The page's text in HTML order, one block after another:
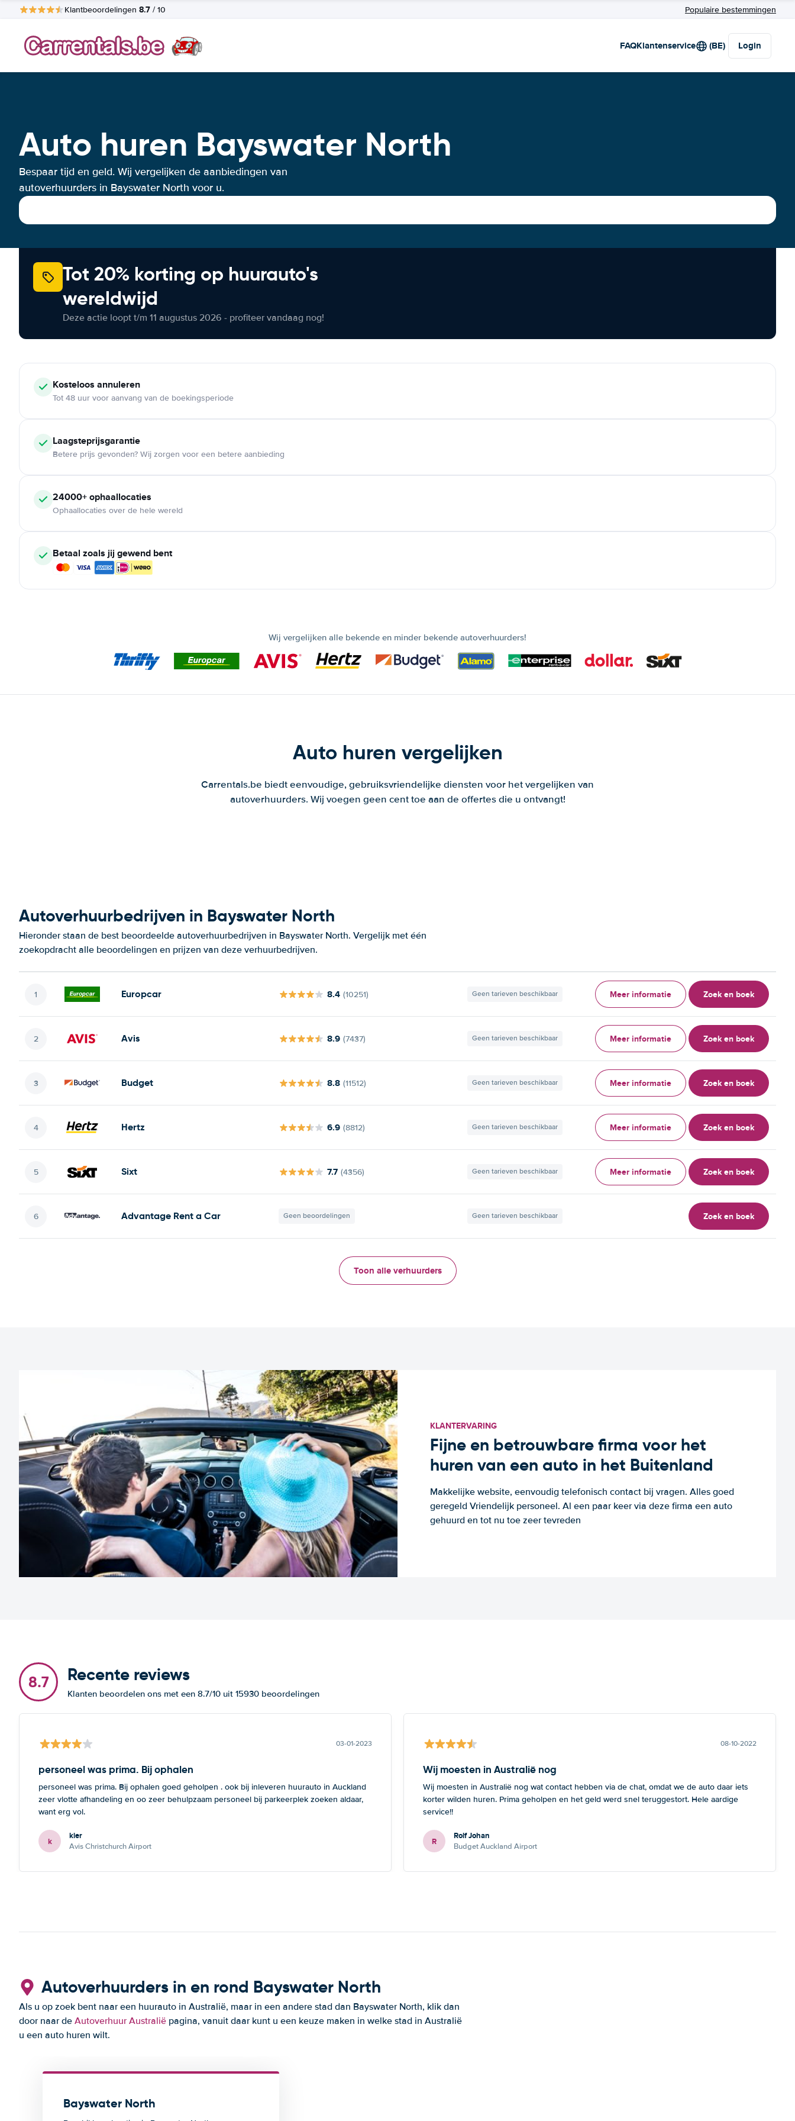
Klantbeoordelingen 8.7 / 10 Populaire bestemmingen
FAQKlantenservice (BE) Login
Auto huren Bayswater North
Bespaar tijd en geld. Wij vergelijken de aanbiedingen van
autoverhuurders in Bayswater North voor u.
Tot 20% korting op huurauto's
wereldwijd
Deze actie loopt t/m 11 augustus 2026 - profiteer vandaag nog!
Kosteloos annuleren
Tot 48 uur voor aanvang van de boekingsperiode
Laagsteprijsgarantie
Betere prijs gevonden? Wij zorgen voor een betere aanbieding
24000+ophaallocaties
Ophaallocaties over de hele wereld
Betaal zoals jij gewend bent
Wij vergelijken alle bekende en minder bekende autoverhuurders!
Auto huren vergelijken
Carrentals.be biedt eenvoudige, gebruiksvriendelijke diensten voor het vergelijken van
autoverhuurders. Wij voegen geen cent toe aan de offertes die u ontvangt!
Autoverhuurbedrijven in Bayswater North
Hieronder staan de best beoordeelde autoverhuurbedrijven in Bayswater North. Vergelijk met één
zoekopdracht alle beoordelingen en prijzen van deze verhuurbedrijven.
Europcar 8.4 (10251) Geen tarieven beschikbaar Meer informatie Zoek en boek
Avis 8.9 (7437) Geen tarieven beschikbaar Meer informatie Zoek en boek
Budget 8.8 (11512) Geen tarieven beschikbaar Meer informatie Zoek en boek
Hertz 6.9 (8812) Geen tarieven beschikbaar Meer informatie Zoek en boek
Sixt 7.7 (4356) Geen tarieven beschikbaar Meer informatie Zoek en boek
Advantage Rent a Car Geen beoordelingen Geen tarieven beschikbaar Zoek en boek
Toon alle verhuurders
KLANTERVARING
Fijne en betrouwbare firma voor het
huren van een auto in het Buitenland
Makkelijke website, eenvoudig telefonisch contact bij vragen. Alles goed
geregeld Vriendelijk personeel. Al een paar keer via deze firma een auto
gehuurd en tot nu toe zeer tevreden
8.7 Recente reviews
Klanten beoordelen ons met een 8.7/10 uit 15930 beoordelingen
03-01-2023
personeel was prima. Bij ophalen
personeel was prima. Bij ophalen goed geholpen . ook bij inleveren huurauto in Auckland
zeer vlotte afhandeling en oo zeer behulpzaam personeel bij parkeerplek zoeken aldaar,
want erg vol.
k kier
Avis Christchurch Airport
08-10-2022
Wij moesten in Australië nog
Wij moesten in Australië nog wat contact hebben via de chat, omdat we de auto daar iets
korter wilden huren. Prima geholpen en het geld werd snel teruggestort. Hele aardige
service!!
R Rolf Johan
Budget Auckland Airport
Autoverhuurders in en rond Bayswater North
Als u op zoek bent naar een huurauto in Australië, maar in een andere stad dan Bayswater North, klik dan
door naar de Autoverhuur Australië pagina, vanuit daar kunt u een keuze maken in welke stad in Australië
u een auto huren wilt.
Bayswater North